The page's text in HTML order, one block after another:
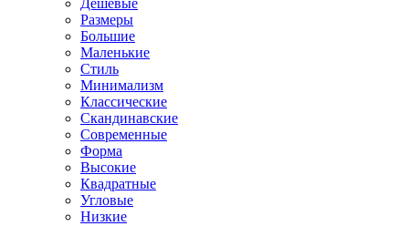
Дешевые
Размеры
Большие
Маленькие
Стиль
Минимализм
Классические
Скандинавские
Современные
Форма
Высокие
Квадратные
Угловые
Низкие